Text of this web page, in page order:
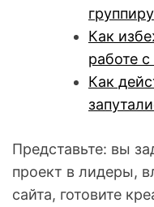
Как
работе
Как
Представьте: вы
проект в лидеры,
сайта, готовите